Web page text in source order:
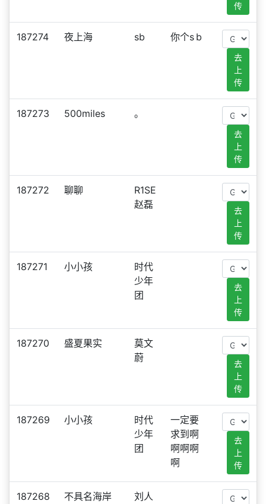
传
187274 夜上海 sb 你个s b
去
上
传
187273 500miles 。
去
上
传
187272 聊聊
R1SE
赵磊
去
上
传
187271 小小孩
时代
少年
团
去
上
传
187270 盛夏果实
莫文
蔚
去
上
传
187269 小小孩
时代
少年
团
一定要
求到啊
啊啊啊
啊
去
上
传
187268 不具名海岸
刘人